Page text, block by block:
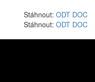
Stáhnout: ODT DOC
Stáhnout: ODT DOC